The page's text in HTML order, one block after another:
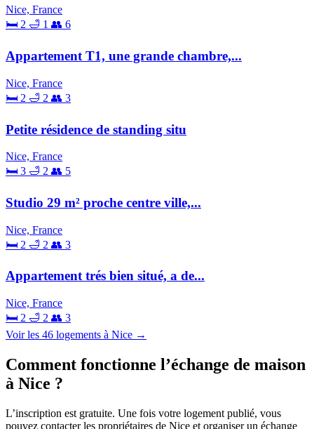
Nice, France
🛏 2 🛁 1 👥 6
Appartement T1, une grande chambre,...
Nice, France
🛏 2 🛁 2 👥 3
Petite résidence de standing situ
Nice, France
🛏 3 🛁 2 👥 5
Studio 29 m² proche centre ville,...
Nice, France
🛏 2 🛁 2 👥 3
Appartement trés bien situé, a de...
Nice, France
🛏 2 🛁 2 👥 3
Voir les 46 logements à Nice →
Comment fonctionne l’échange de maison
à Nice ?
L’inscription est gratuite. Une fois votre logement publié, vous
pouvez contacter les propriétaires de Nice et organiser un échange